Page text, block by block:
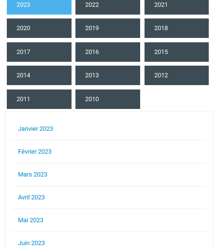
2023 2022 2021
2020 2019 2018
2017 2016 2015
2014 2013 2012
2011 2010
Janvier 2023
Février 2023
Mars 2023
Avril 2023
Mai 2023
Juin 2023